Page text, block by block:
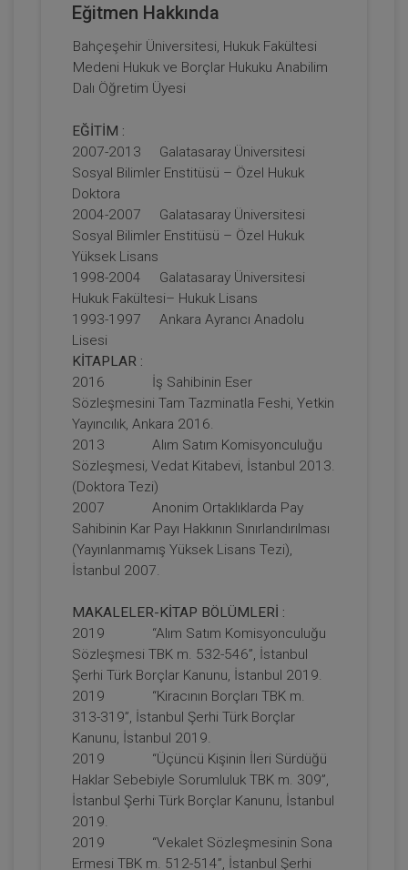
Soru Cevaplarla Arsa Payı Karşılığı
750 TL
A'dan Z'ye Sözleşme Hazırlama ve
İnceleme Teknikleri Video Eğitimi
1250
TL
Fütürist Hukuk - IV. Medeni Hukuk
Kongresi - XI. Oturum
360 TL Sepete Ekle
Eğitmen Hakkında
Bahçeşehir Üniversitesi, Hukuk Fakültesi
Medeni Hukuk ve Borçlar Hukuku Anabilim
Dalı Öğretim Üyesi
EĞİTİM :
2007-2013 Galatasaray Üniversitesi
Sosyal Bilimler Enstitüsü – Özel Hukuk
Doktora
2004-2007 Galatasaray Üniversitesi
Sosyal Bilimler Enstitüsü – Özel Hukuk
Yüksek Lisans
1998-2004 Galatasaray Üniversitesi
Hukuk Fakültesi– Hukuk Lisans
1993-1997 Ankara Ayrancı Anadolu
Lisesi
KİTAPLAR :
2016 İş Sahibinin Eser
Sözleşmesini Tam Tazminatla Feshi, Yetkin
Yayıncılık, Ankara 2016.
2013 Alım Satım Komisyonculuğu
Sözleşmesi Vedat Kitabevi, İstanbul 2013.
(Doktora Tezi)
2007 Anonim Ortaklıklarda Pay
Sahibinin Kar Payı Hakkının Sınırlandırılması
(Yayınlanmamış Yüksek Lisans Tezi),
İstanbul 2007.
MAKALELER-KİTAP BÖLÜMLERİ :
2019 “Alım Satım Komisyonculuğu
Sözleşmesi TBK m. 532-546”, İstanbul
Şerhi Türk Borçlar Kanunu, İstanbul 2019.
2019 “Kiracının Borçları TBK m.
313-319”, İstanbul Şerhi Türk Borçlar
Kanunu, İstanbul 2019.
2019 “Üçüncü Kişinin İleri Sürdüğü
Haklar Sebebiyle Sorumluluk TBK m. 309”,
İstanbul Şerhi Türk Borçlar Kanunu, İstanbul
2019.
2019 “Vekalet Sözleşmesinin Sona
Ermesi TBK m. 512-514”, İstanbul Şerhi